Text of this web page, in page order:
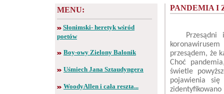
MENU:
Słonimski- heretyk wśród
poetów
Boy-owy Zielony Balonik
Uśmiech Jana Sztaudyngera
WoodyAllen i cała reszta...
PANDEMIA I
Przesądni i
przesądem, że
Choć
świetle
pojawienia